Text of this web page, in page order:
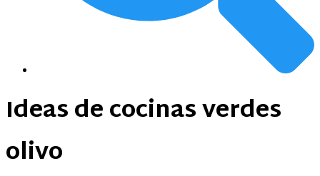
Ideas de cocinas verdes
olivo